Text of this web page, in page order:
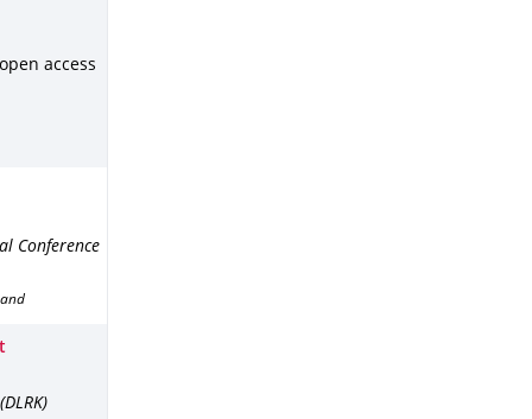
access
Conference